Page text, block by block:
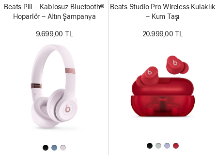
Beats Pill – Kablosuz Bluetooth®
Hoparlör – Altın Şampanya
9.699,00 TL
Beats Studio Pro Wireless Kulaklık
– Kum Taşı
20.999,00 TL